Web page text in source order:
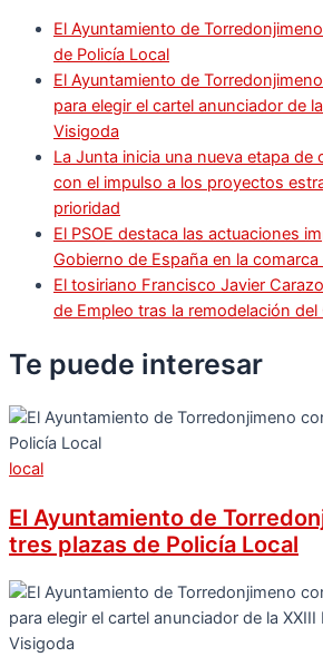
El Ayuntamiento de
de Policía Local
El Ayuntamiento de
para elegir el cartel anunciador de
Visigoda
La Junta inicia una nueva etapa de
con el impulso a los proyectos
prioridad
El PSOE destaca las actuaciones
Gobierno de España en la comarca
El tosiriano Francisco Javier
de Empleo tras la remodelación
Te puede interesar
local
El Ayuntamiento de
tres plazas de Policía Local